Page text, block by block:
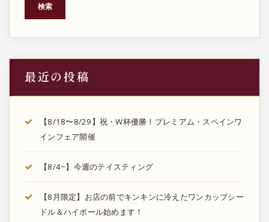
検索
最近の投稿
【8/18〜8/29】祝・W杯優勝！プレミアム・スペインワ
インフェア開催
【8/4~】今週のテイスティング
【8月限定】お店の前でキンキンに冷えたワンカップシー
ドル＆ハイボール始めます！